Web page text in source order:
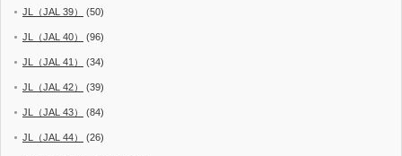
JL（JAL 39） (50)
JL（JAL 40） (96)
JL（JAL 41） (34)
JL（JAL 42） (39)
JL（JAL 43） (84)
JL（JAL 44） (26)